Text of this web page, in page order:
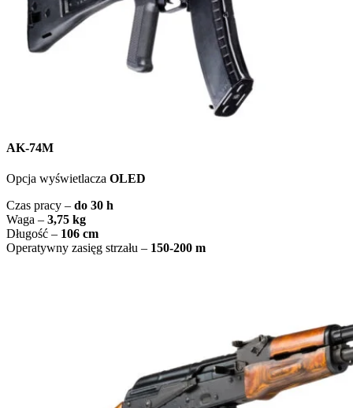
AK-74M
Opcja wyświetlacza OLED
Czas pracy – do 30 h
Waga – 3,75 kg
Długość – 106 cm
Operatywny zasięg strzału – 150-200 m